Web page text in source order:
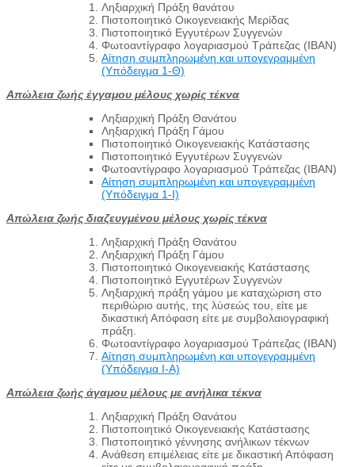
Ληξιαρχική Πράξη θανάτου
Πιστοποιητικό Οικογενειακής Μερίδας
Πιστοποιητικό Εγγυτέρων Συγγενών
Φωτοαντίγραφο λογαριασμού Τράπεζας (IBAN)
Αίτηση συμπληρωμένη και υπογεγραμμένη
(Υπόδειγμα 1-Θ)
Απώλεια ζωής έγγαμου μέλους χωρίς τέκνα
Ληξιαρχική Πράξη Θανάτου
Ληξιαρχική Πράξη Γάμου
Πιστοποιητικό Οικογενειακής Κατάστασης
Πιστοποιητικό Εγγυτέρων Συγγενών
Φωτοαντίγραφο λογαριασμού Τράπεζας (IBAN)
Αίτηση συμπληρωμένη και υπογεγραμμένη
(Υπόδειγμα 1-Ι)
Απώλεια ζωής διαζευγμένου μέλους χωρίς τέκνα
Ληξιαρχική Πράξη Θανάτου
Ληξιαρχική Πράξη Γάμου
Πιστοποιητικό Οικογενειακής Κατάστασης
Πιστοποιητικό Εγγυτέρων Συγγενών
Ληξιαρχική πράξη γάμου με καταχώριση στο
περιθώριο αυτής, της λύσεώς του, είτε με
δικαστική Απόφαση είτε με συμβολαιογραφική
πράξη.
Φωτοαντίγραφο λογαριασμού Τράπεζας (IBAN)
Αίτηση συμπληρωμένη και υπογεγραμμένη
(Υπόδειγμα Ι-Α)
Απώλεια ζωής άγαμου μέλους με ανήλικα τέκνα
Ληξιαρχική Πράξη Θανάτου
Πιστοποιητικό Οικογενειακής Κατάστασης
Πιστοποιητικό γέννησης ανήλικων τέκνων
Ανάθεση επιμέλειας είτε με δικαστική Απόφαση